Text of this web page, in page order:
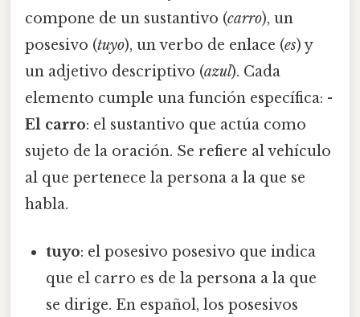
compone de un sustantivo (carro), un
posesivo (tuyo), un verbo de enlace (es) y
un adjetivo descriptivo (azul). Cada
elemento cumple una función específica: -
El carro: el sustantivo que actúa como
sujeto de la oración. Se refiere al vehículo
al que pertenece la persona a la que se
habla.
tuyo: el posesivo posesivo que indica
que el carro es de la persona a la que
se dirige. En español, los posesivos